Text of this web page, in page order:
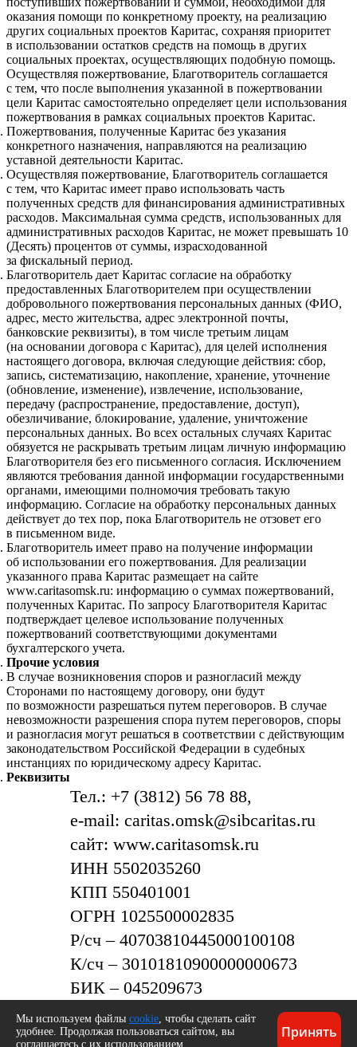
оказания помощи по конкретному проекту, на реализацию
других социальных проектов Каритас, сохраняя приоритет
в использовании остатков средств на помощь в других
социальных проектах, осуществляющих подобную помощь.
Осуществляя пожертвование, Благотворитель соглашается
с тем, что после выполнения указанной в пожертвовании
цели Каритас самостоятельно определяет цели использования
пожертвования в рамках социальных проектов Каритас.
Пожертвования, полученные Каритас без указания
конкретного назначения, направляются на реализацию
уставной деятельности Каритас.
Осуществляя пожертвование, Благотворитель соглашается
с тем, что Каритас имеет право использовать часть
полученных средств для финансирования административных
расходов. Максимальная сумма средств, использованных для
административных расходов Каритас, не может превышать 10
(Десять) процентов от суммы, израсходованной
за фискальный период.
Благотворитель дает Каритас согласие на обработку
предоставленных Благотворителем при осуществлении
добровольного пожертвования персональных данных (ФИО,
адрес, место жительства, адрес электронной почты,
банковские реквизиты), в том числе третьим лицам
(на основании договора с Каритас), для целей исполнения
настоящего договора, включая следующие действия: сбор,
запись, систематизацию, накопление, хранение, уточнение
(обновление, изменение), извлечение, использование,
передачу (распространение, предоставление, доступ),
обезличивание, блокирование, удаление, уничтожение
персональных данных. Во всех остальных случаях Каритас
обязуется не раскрывать третьим лицам личную информацию
Благотворителя без его письменного согласия. Исключением
являются требования данной информации государственными
органами, имеющими полномочия требовать такую
информацию. Согласие на обработку персональных данных
действует до тех пор, пока Благотворитель не отзовет его
в письменном виде.
Благотворитель имеет право на получение информации
об использовании его пожертвования. Для реализации
указанного права Каритас размещает на сайте
www.caritasomsk.ru: информацию о суммах пожертвований,
полученных Каритас. По запросу Благотворителя Каритас
подтверждает целевое использование полученных
пожертвований соответствующими документами
бухгалтерского учета.
Прочие условия
В случае возникновения споров и разногласий между
Сторонами по настоящему договору, они будут
по возможности разрешаться путем переговоров. В случае
невозможности разрешения спора путем переговоров, споры
и разногласия могут решаться в соответствии с действующим
законодательством Российской Федерации в судебных
инстанциях по юридическому адресу Каритас.
Реквизиты
Тел.: +7 (3812) 56 78 88,
e-mail: caritas.omsk@sibcaritas.ru
сайт: www.caritasomsk.ru
ИНН 5502035260
КПП 550401001
ОГРН 1025500002835
Р/сч – 40703810445000100108
К/сч – 30101810900000000673
БИК – 045209673
Омское отделение № 8634 ПАО
«Сбербанк» г.Омск
Мы используем файлы cookie, чтобы сделать сайт
удобнее. Продолжая пользоваться сайтом, вы
соглашаетесь с их использованием.
Принять